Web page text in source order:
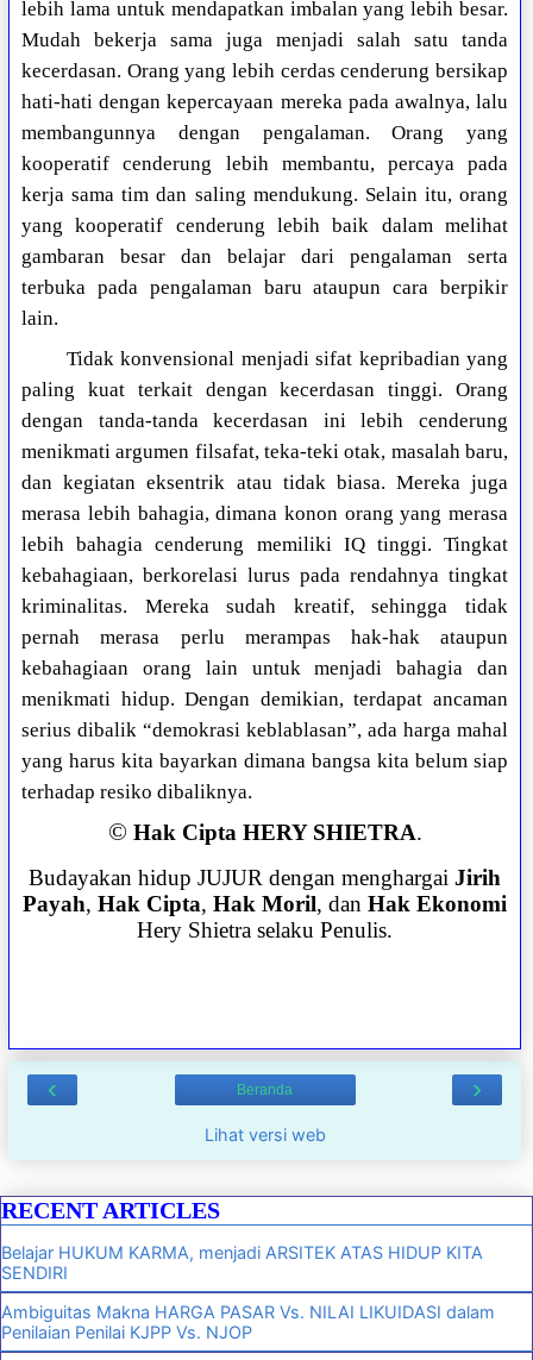
lebih lama untuk mendapatkan imbalan yang lebih besar.
Mudah bekerja sama juga menjadi salah satu tanda
kecerdasan. Orang yang lebih cerdas cenderung bersikap
hati-hati dengan kepercayaan mereka pada awalnya, lalu
membangunnya dengan pengalaman. Orang yang
kooperatif cenderung lebih membantu, percaya pada
kerja sama tim dan saling mendukung. Selain itu, orang
yang kooperatif cenderung lebih baik dalam melihat
gambaran besar dan belajar dari pengalaman serta
terbuka pada pengalaman baru ataupun cara berpikir
lain.
Tidak konvensional menjadi sifat kepribadian yang
paling kuat terkait dengan kecerdasan tinggi. Orang
dengan tanda-tanda kecerdasan ini lebih cenderung
menikmati argumen filsafat, teka-teki otak, masalah baru,
dan kegiatan eksentrik atau tidak biasa. Mereka juga
merasa lebih bahagia, dimana konon orang yang merasa
lebih bahagia cenderung memiliki IQ tinggi. Tingkat
kebahagiaan, berkorelasi lurus pada rendahnya tingkat
kriminalitas. Mereka sudah kreatif, sehingga tidak
pernah merasa perlu merampas hak-hak ataupun
kebahagiaan orang lain untuk menjadi bahagia dan
menikmati hidup. Dengan demikian, terdapat ancaman
serius dibalik “demokrasi keblablasan”, ada harga mahal
yang harus kita bayarkan dimana bangsa kita belum siap
terhadap resiko dibaliknya.
© Hak Cipta HERY SHIETRA.
Budayakan hidup JUJUR dengan menghargaiJirih
Payah,Hak Cipta,Hak Moril, danHak Ekonomi
Hery Shietra selaku Penulis.
‹ ›
Beranda
Lihat versi web
RECENT ARTICLES
Belajar HUKUM KARMA, menjadi ARSITEK ATAS HIDUP KITA
SENDIRI
Ambiguitas Makna HARGA PASAR Vs. NILAI LIKUIDASI dalam
Penilaian Penilai KJPP Vs. NJOP